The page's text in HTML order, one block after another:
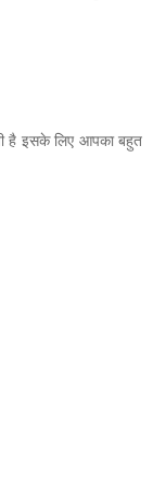
है इसके लिए आपका बहुत